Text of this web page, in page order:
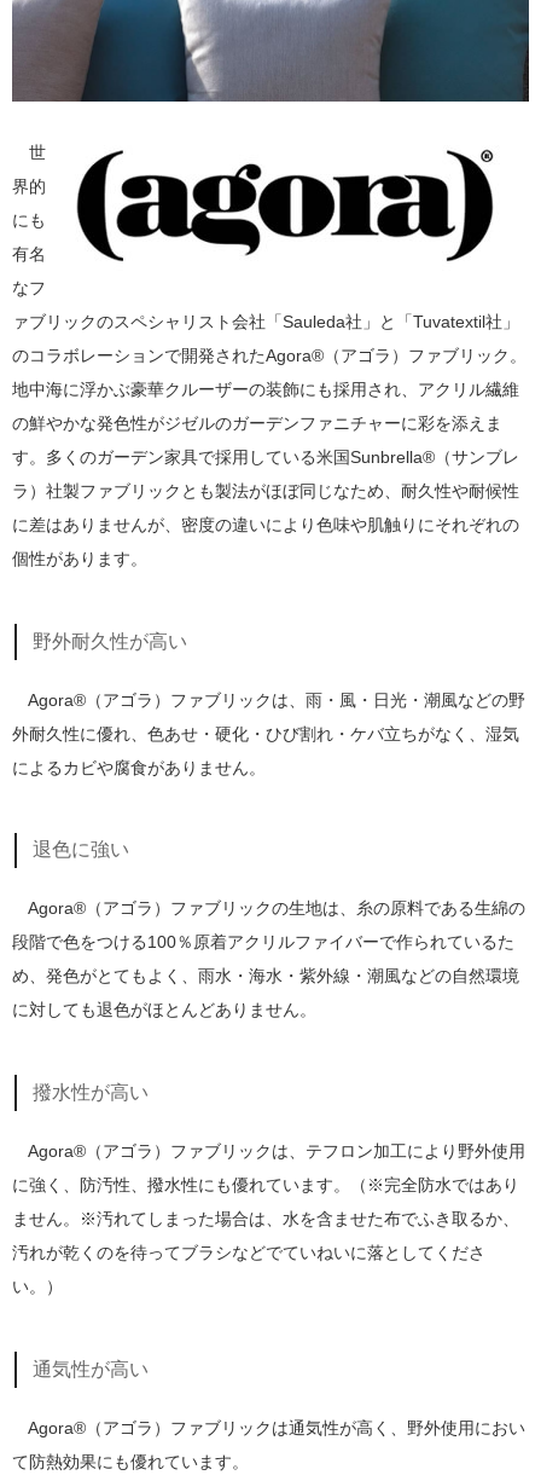
世
界的
にも
有名
なフ
ァブリックのスペシャリスト会社「Sauleda社」と「Tuvatextil社」
のコラボレーションで開発されたAgora®（アゴラ）ファブリック。
地中海に浮かぶ豪華クルーザーの装飾にも採用され、アクリル繊維
の鮮やかな発色性がジゼルのガーデンファニチャーに彩を添えま
す。多くのガーデン家具で採用している米国Sunbrella®（サンブレ
ラ）社製ファブリックとも製法がほぼ同じなため、耐久性や耐候性
に差はありませんが、密度の違いにより色味や肌触りにそれぞれの
個性があります。
野外耐久性が高い
Agora®（アゴラ）ファブリックは、雨・風・日光・潮風などの野
外耐久性に優れ、色あせ・硬化・ひび割れ・ケバ立ちがなく、湿気
によるカビや腐食がありません。
退色に強い
Agora®（アゴラ）ファブリックの生地は、糸の原料である生綿の
段階で色をつける100％原着アクリルファイバーで作られているた
め、発色がとてもよく、雨水・海水・紫外線・潮風などの自然環境
に対しても退色がほとんどありません。
撥水性が高い
Agora®（アゴラ）ファブリックは、テフロン加工により野外使用
に強く、防汚性、撥水性にも優れています。（※完全防水ではあり
ません。※汚れてしまった場合は、水を含ませた布でふき取るか、
汚れが乾くのを待ってブラシなどでていねいに落としてくださ
い。）
通気性が高い
Agora®（アゴラ）ファブリックは通気性が高く、野外使用におい
て防熱効果にも優れています。